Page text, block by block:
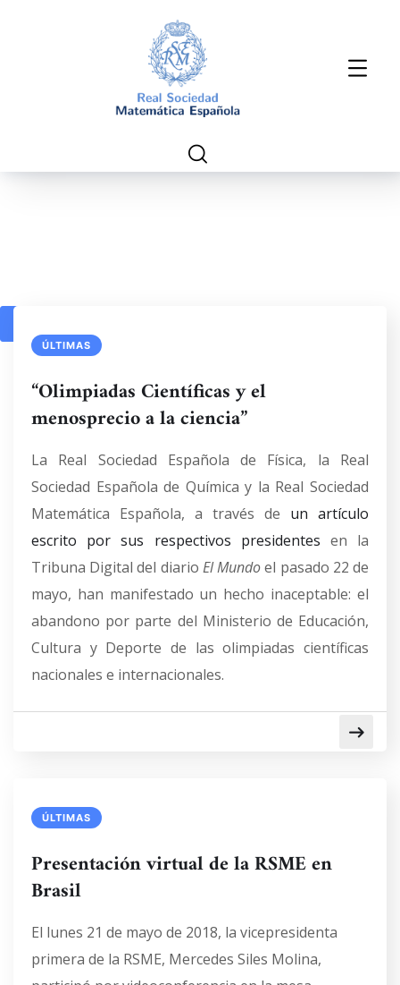
ÚLTIMAS
“Olimpiadas Científicas y el
menosprecio a la ciencia”
La Real Sociedad Española de Física, la Real
Sociedad Española de Química y la Real Sociedad
Matemática Española, a través de un artículo
escrito por sus respectivos presidentes en la
Tribuna Digital del diario El Mundoel pasado 22 de
mayo, han manifestado un hecho inaceptable: el
abandono por parte del Ministerio de Educación,
Cultura y Deporte de las olimpiadas científicas
nacionales e internacionales.
ÚLTIMAS
Presentación virtual de la RSME en
Brasil
El lunes 21 de mayo de 2018, la vicepresidenta
primera de la RSME, Mercedes Siles Molina,